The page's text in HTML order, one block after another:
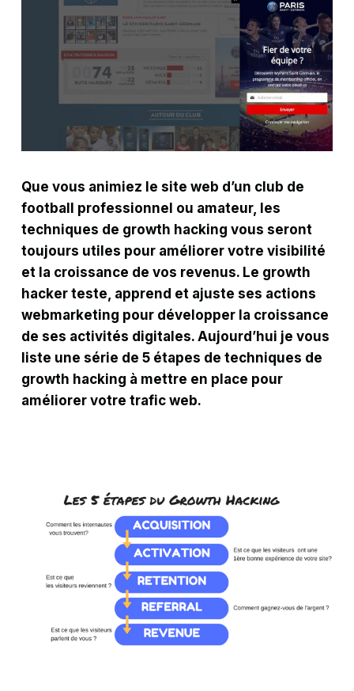
Que vous animiez le site web d’un club de
football professionnel ou amateur, les
techniques de growth hacking vous seront
toujours utiles pour améliorer votre visibilité
et la croissance de vos revenus. Le growth
hacker teste, apprend et ajuste ses actions
webmarketing pour développer la croissance
de ses activités digitales. Aujourd’hui je vous
liste une série de 5 étapes de techniques de
growth hacking à mettre en place pour
améliorer votre trafic web.